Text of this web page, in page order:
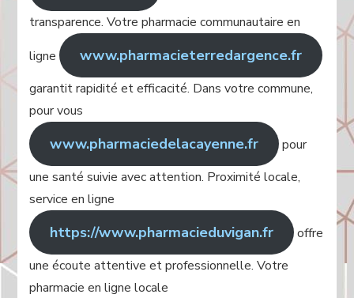
transparence. Votre pharmacie communautaire en
ligne
www.pharmacieterredargence.fr
garantit rapidité et efficacité. Dans votre commune,
pour vous
www.pharmaciedelacayenne.fr
pour
une santé suivie avec attention. Proximité locale,
service en ligne
https://www.pharmacieduvigan.fr
offre
une écoute attentive et professionnelle. Votre
pharmacie en ligne locale